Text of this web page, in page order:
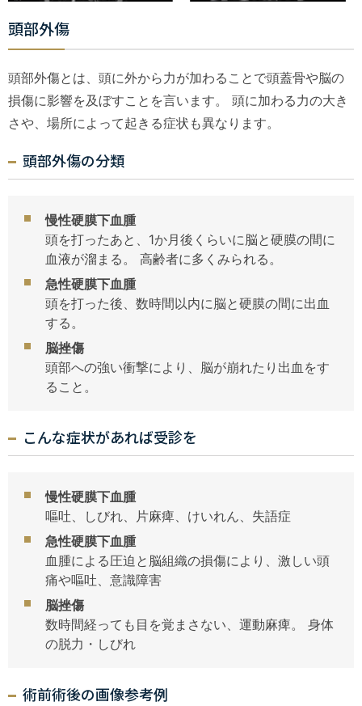
頭部外傷
頭部外傷とは、頭に外から力が加わることで頭蓋骨や脳の
損傷に影響を及ぼすことを言います。 頭に加わる力の大き
さや、場所によって起きる症状も異なります。
頭部外傷の分類
慢性硬膜下血腫
頭を打ったあと、1か月後くらいに脳と硬膜の間に
血液が溜まる。 高齢者に多くみられる。
急性硬膜下血腫
頭を打った後、数時間以内に脳と硬膜の間に出血
する。
脳挫傷
頭部への強い衝撃により、脳が崩れたり出血をす
ること。
こんな症状があれば受診を
慢性硬膜下血腫
嘔吐、しびれ、片麻痺、けいれん、失語症
急性硬膜下血腫
血腫による圧迫と脳組織の損傷により、激しい頭
痛や嘔吐、意識障害
脳挫傷
数時間経っても目を覚まさない、運動麻痺。 身体
の脱力・しびれ
術前術後の画像参考例